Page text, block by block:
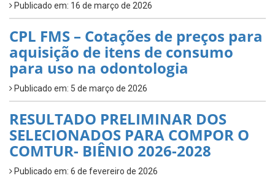
Publicado em: 16 de março de 2026
CPL FMS – Cotações de preços para
aquisição de itens de consumo
para uso na odontologia
Publicado em: 5 de março de 2026
RESULTADO PRELIMINAR DOS
SELECIONADOS PARA COMPOR O
COMTUR- BIÊNIO 2026-2028
Publicado em: 6 de fevereiro de 2026